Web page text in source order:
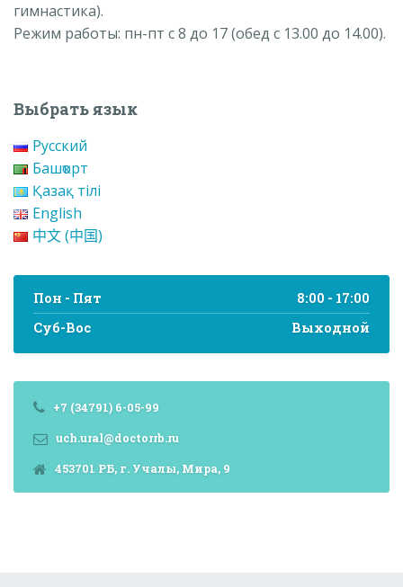
гимнастика).
Режим работы: пн-пт с 8 до 17 (обед с 13.00 до 14.00).
Выбрать язык
Русский
Башҡорт
Қазақ тілі
English
中文 (中国)
Пон - Пят
8:00 - 17:00
Суб-Вос
Выходной
+7 (34791) 6-05-99
uch.ural@doctorrb.ru
453701 РБ, г. Учалы, Мира, 9